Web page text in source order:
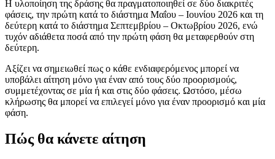
Η υλοποίηση της δράσης θα πραγματοποιηθεί σε δύο διακριτές
φάσεις, την πρώτη κατά το διάστημα Μαΐου – Ιουνίου 2026 και τη
δεύτερη κατά το διάστημα Σεπτεμβρίου – Οκτωβρίου 2026, ενώ
τυχόν αδιάθετα ποσά από την πρώτη φάση θα μεταφερθούν στη
δεύτερη.
Αξίζει να σημειωθεί πως ο κάθε ενδιαφερόμενος μπορεί να
υποβάλει αίτηση μόνο για έναν από τους δύο προορισμούς,
συμμετέχοντας σε μία ή και στις δύο φάσεις. Ωστόσο, μέσω
κλήρωσης θα μπορεί να επιλεγεί μόνο για έναν προορισμό και μία
φάση.
Πώς θα κάνετε αίτηση